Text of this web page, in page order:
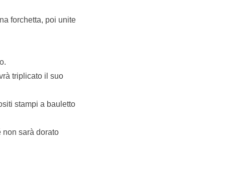
forchetta, poi unite
triplicato il suo
stampi a bauletto
non sarà dorato